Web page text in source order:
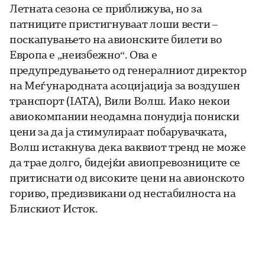
Летната сезона се приближува, но за
патниците пристигнуваат лоши вести –
поскапувањето на авионските билети во
Европа е „неизбежно“. Ова е
предупредувањето од генералниот директор
на Меѓународната асоцијација за воздушен
транспорт (IATA), Вили Волш. Иако некои
авиокомпании неодамна понудија пониски
цени за да ја стимулираат побарувачката,
Волш истакнува дека ваквиот тренд не може
да трае долго, бидејќи авиопревозниците се
притиснати од високите цени на авионското
гориво, предизвикани од нестабилноста на
Блискиот Исток.